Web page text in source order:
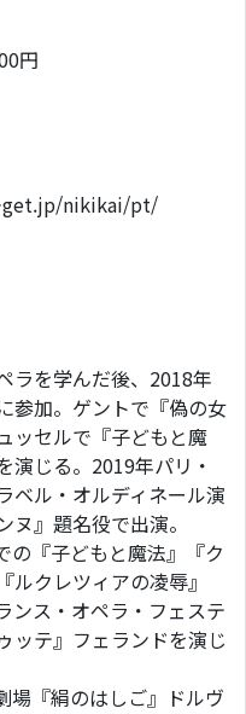
円
get.jp/nikikai/pt/
ラを学んだ後、2018年
参加。ゲントで『偽の女
ッセルで『子どもと魔
演じる。2019年パリ・
ベル・オルディネール演
』題名役で出演。
の『子どもと魔法』『ク
クレツィアの凌辱』
ンス・オペラ・フェステ
ッテ』フェランドを演じ
場『絹のはしご』ドルヴ